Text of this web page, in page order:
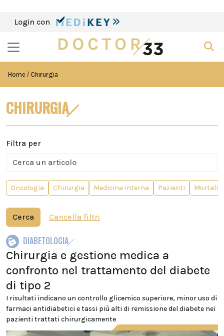
Login con
Home Chirurgia
CHIRURGIA
Filtra per
Oncologia Chirurgia Medicina interna Pazienti
Cerca Cancella filtri
DIABETOLOGIA
Chirurgia e gestione medica a
confronto nel trattamento del diabete
di tipo 2
I risultati indicano un controllo glicemico superiore, minor uso di
farmaci antidiabetici e tassi più alti di remissione del diabete nei
pazienti trattati chirurgicamente